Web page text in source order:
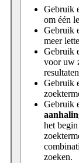
Gebruik
om één
Gebruik
meer
Gebruik
voor uw
Gebruik
Gebruik
het
zoeken.